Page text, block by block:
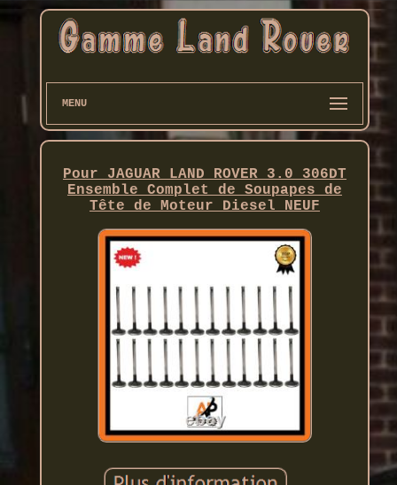
MENU
Pour JAGUAR LAND ROVER 3.0 306DT
Ensemble Complet de Soupapes de
Tête de Moteur Diesel NEUF